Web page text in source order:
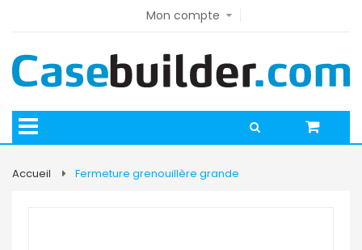
Mon compte
Accueil Fermeture grenouillère grande